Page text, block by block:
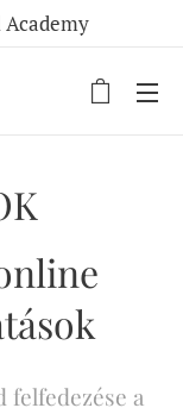
felfedezése a